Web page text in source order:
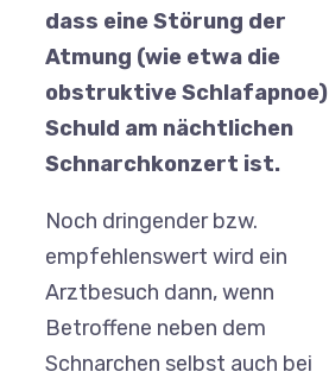
dass eine Störung der
Atmung (wie etwa die
obstruktive Schlafapnoe)
Schuld am nächtlichen
Schnarchkonzert ist.
Noch dringender bzw.
empfehlenswert wird ein
Arztbesuch dann, wenn
Betroffene neben dem
Schnarchen selbst auch bei